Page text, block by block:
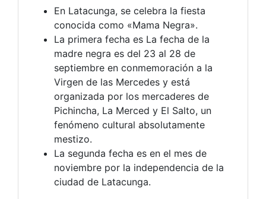
En Latacunga, se celebra la fiesta
conocida como «Mama Negra».
La primera fecha es La fecha de la
madre negra es del 23 al 28 de
septiembre en conmemoración a la
Virgen de las Mercedes y está
organizada por los mercaderes de
Pichincha, La Merced y El Salto, un
fenómeno cultural absolutamente
mestizo.
La segunda fecha es en el mes de
noviembre por la independencia de la
ciudad de Latacunga.